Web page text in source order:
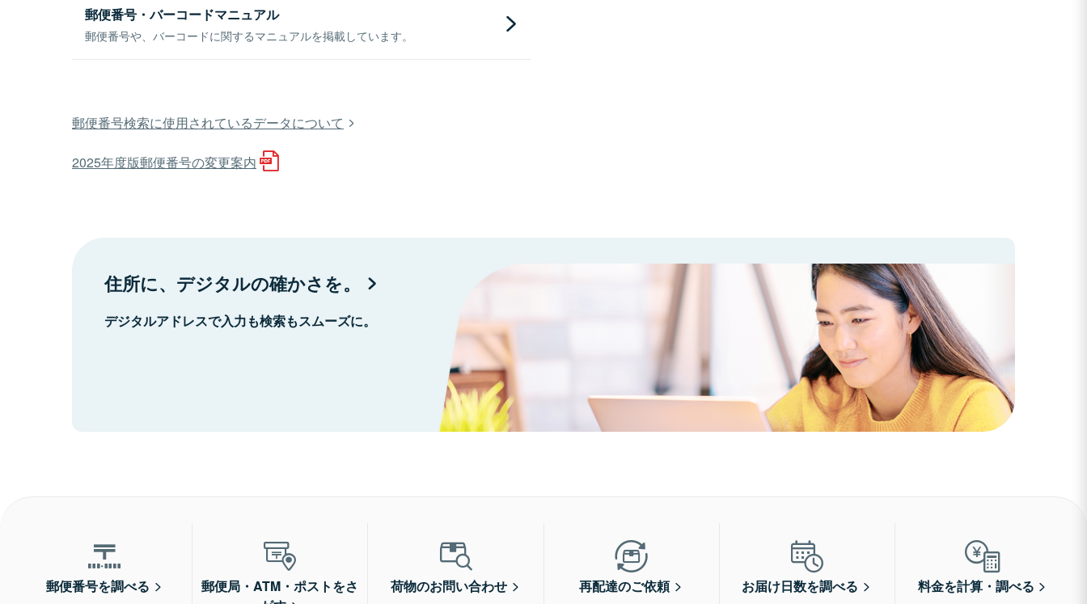
郵便番号・バーコードマニュアル
郵便番号や、バーコードに関するマニュアルを掲載しています。
郵便番号検索に使用されているデータについて
2025年度版郵便番号の変更案内
住所に、デジタルの確かさを。
デジタルアドレスで入力も検索もスムーズに。
郵便番号を調べる
郵便局・ATM・ポストをさ
荷物のお問い合わせ 再配達のご依頼 お届け日数を調べる 料金を計算・調べる